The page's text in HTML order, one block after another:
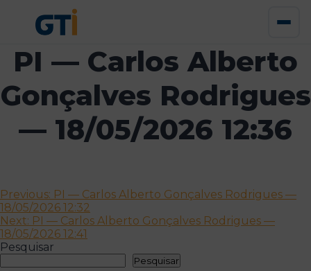
PI — Carlos Alberto
Gonçalves Rodrigues
— 18/05/2026 12:36
Navegação
de
artigos
Previous: PI — Carlos Alberto Gonçalves Rodrigues —
18/05/2026 12:32
Next: PI — Carlos Alberto Gonçalves Rodrigues —
18/05/2026 12:41
Pesquisar
Pesquisar